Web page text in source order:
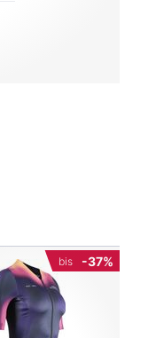
bis -37%